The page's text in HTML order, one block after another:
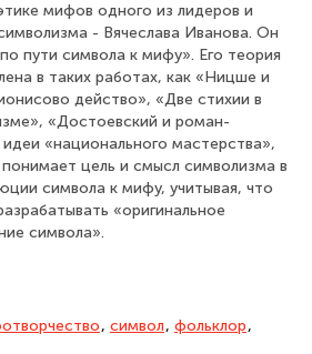
мифов одного из лидеров и
- Вячеслава Иванова. Он
пути символа к мифу». Его теория
в таких работах, как «Ницше и
действо», «Две стихии в
«Достоевский и роман-
«национального мастерства»,
цель и смысл символизма в
символа к мифу, учитывая, что
«оригинальное
символа».
, символ, фольклор,